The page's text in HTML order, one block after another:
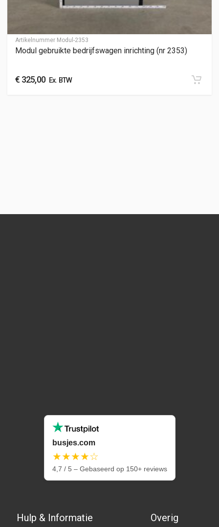
Artikelnummer Modul-2353
Modul gebruikte bedrijfswagen inrichting (nr 2353)
€ 325,00Ex. BTW
busjes.com
★★★★☆
4,7 / 5 – Gebaseerd op 150+ reviews
Hulp & Informatie Overig